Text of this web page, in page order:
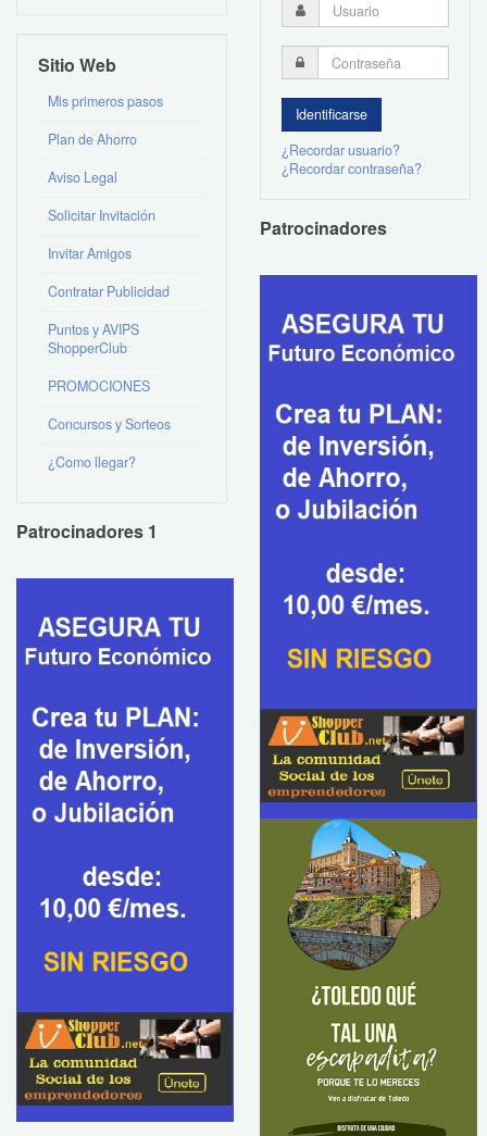
Sitio Web
Mis primeros pasos
Plan de Ahorro
Aviso Legal
Solicitar Invitación
Invitar Amigos
Contratar Publicidad
Puntos y AVIPS
ShopperClub
PROMOCIONES
Concursos y Sorteos
¿Como llegar?
Patrocinadores 1
¿Recordar usuario?
¿Recordar contraseña?
Patrocinadores